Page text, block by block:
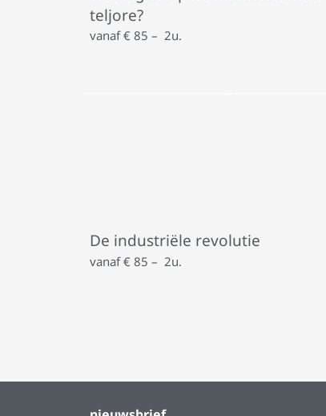
teljore?
vanaf € 85 – 2u.
De industriële revolutie
vanaf € 85 – 2u.